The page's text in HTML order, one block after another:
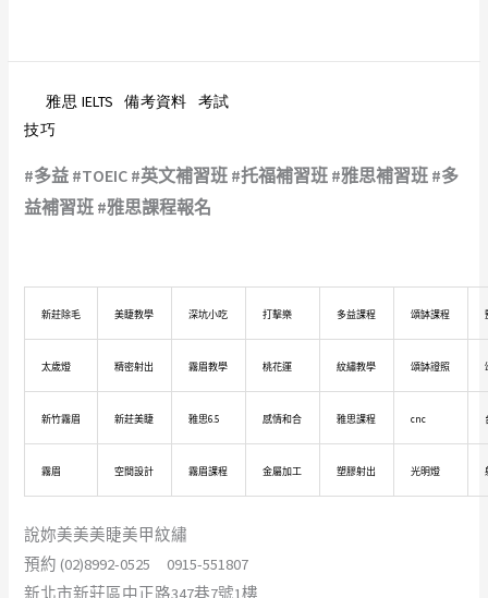
雅思 IELTS 備考資料
考試
技巧
#多益 #TOEIC #英文補習班 #托福補習班 #雅思補習班 #多
益補習班 #雅思課程報名
新莊除毛 美睫教學 深坑小吃 打擊樂 多益課程 頌缽課程
太歲燈 精密射出 霧眉教學 桃花運 紋繡教學 頌缽證照
新竹霧眉 新莊美睫 雅思6.5 感情和合 雅思課程 cnc
霧眉 空間設計 霧眉課程 金屬加工 塑膠射出 光明燈
說妳美美美睫美甲紋繡
預約 (02)8992-0525 0915-551807
新北市新莊區中正路347巷7號1樓